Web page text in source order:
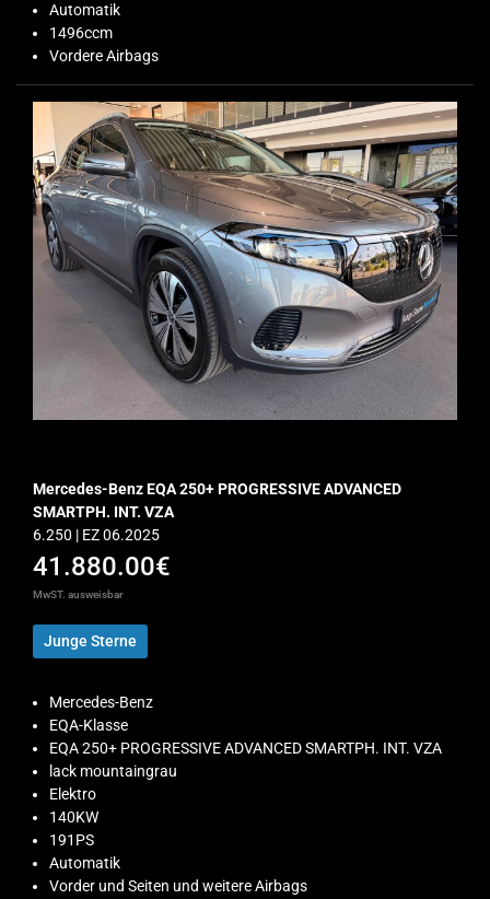
Automatik
1496ccm
Vordere Airbags
Mercedes-Benz EQA 250+ PROGRESSIVE ADVANCED
SMARTPH. INT. VZA
6.250 | EZ 06.2025
41.880.00€
MwST. ausweisbar
Junge Sterne
Mercedes-Benz
EQA-Klasse
EQA 250+ PROGRESSIVE ADVANCED SMARTPH. INT. VZA
lack mountaingrau
Elektro
140KW
191PS
Automatik
Vorder und Seiten und weitere Airbags